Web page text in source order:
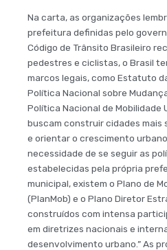
Na carta, as organizações
prefeitura definidas pelo
Código de Trânsito Brasileiro
pedestres e ciclistas, o Brasil
marcos legais, como Estatuto
Política Nacional sobre
Política Nacional de Mobilidade
buscam construir cidades
e orientar o crescimento
necessidade de se seguir as
estabelecidas pela própria
municipal, existem o Plano de
(PlanMob) e o Plano Diretor
construídos com intensa
em diretrizes nacionais e
desenvolvimento urbano.” As